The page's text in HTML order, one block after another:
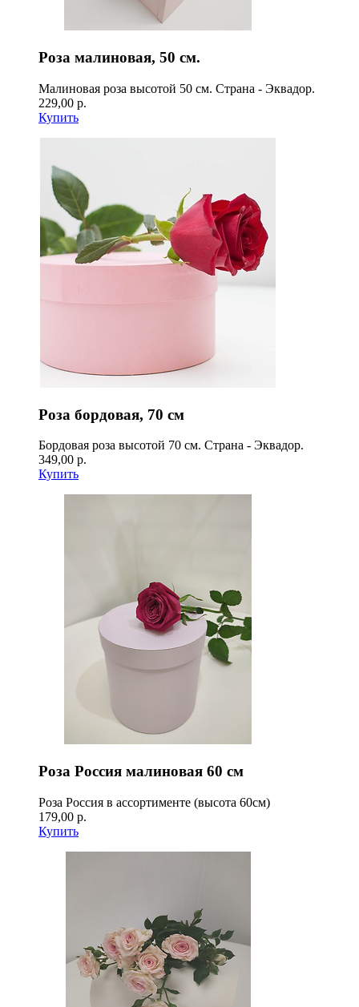
Роза малиновая, 50 см.
Малиновая роза высотой 50 см. Страна - Эквадор.
229,00 р.
Купить
Роза бордовая, 70 см
Бордовая роза высотой 70 см. Страна - Эквадор.
349,00 р.
Купить
Роза Россия малиновая 60 см
Роза Россия в ассортименте (высота 60см)
179,00 р.
Купить